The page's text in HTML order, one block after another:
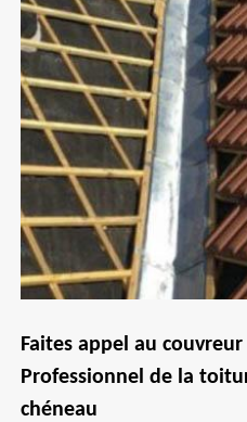
Faites appel au
Professionnel de la
chéneau